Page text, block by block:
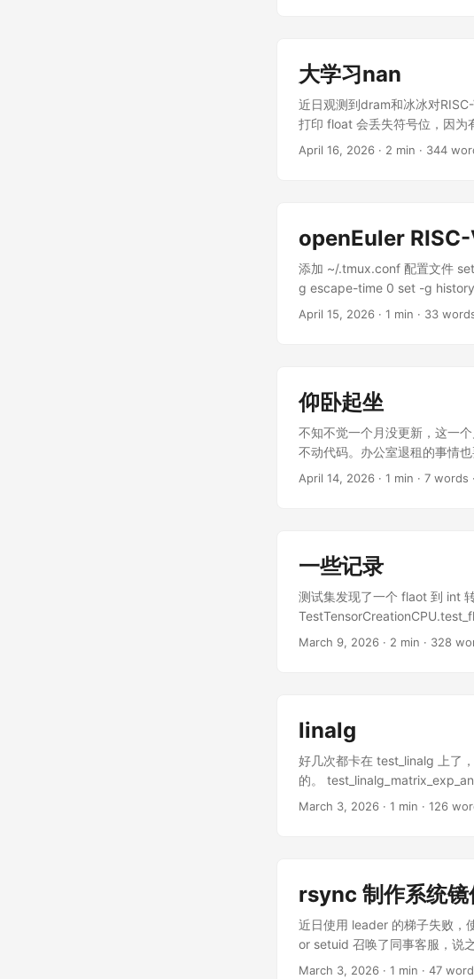
大学习nan
近日观测到dram和冰冰对
打印 float 会丢失符号位，因为
icenowy@edelgard [ tmp ] $
April 16, 2026 · 2 min · 344
openEuler
添加 ~/.tmux.conf 配置文件
g escape-time 0 set -g
export LANG=en_US.UTF-8
April 15, 2026 · 1 min · 33
仰卧起坐
不知不觉一个月没更新，这一
不动代码。办公室退租的事情
办活动任务、不知道明天和意
April 14, 2026 · 1 min · 7 words
一些记录
测试集发现了一个 flaot 到 int
math torch.tensor([math.inf, -
test/inductor/
24_cpu_bfloat16 >>>
print(L1_cache_size) 0 >>>
题，可能也得救 python test/
March 9, 2026 · 2 min · 328
linalg
好几次都卡在 test_linalg 上了
的。
March 3, 2026 · 1 min · 126
rsync 制作系统镜
近日使用 leader 的梯子失败
or setuid 召唤了同事客服，说
软件包的信息，没有任何区别
March 3, 2026 · 1 min · 47